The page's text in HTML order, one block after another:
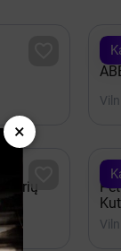


×